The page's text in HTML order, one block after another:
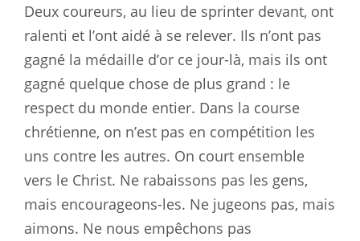
Deux coureurs, au lieu de sprinter devant, ont
ralenti et l’ont aidé à se relever. Ils n’ont pas
gagné la médaille d’or ce jour-là, mais ils ont
gagné quelque chose de plus grand : le
respect du monde entier. Dans la course
chrétienne, on n’est pas en compétition les
uns contre les autres. On court ensemble
vers le Christ. Ne rabaissons pas les gens,
mais encourageons-les. Ne jugeons pas, mais
aimons. Ne nous empêchons pas